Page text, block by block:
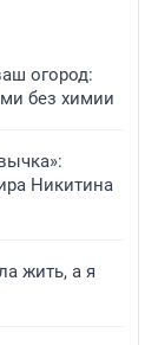
огород:
без химии
Никитина
жить, а я